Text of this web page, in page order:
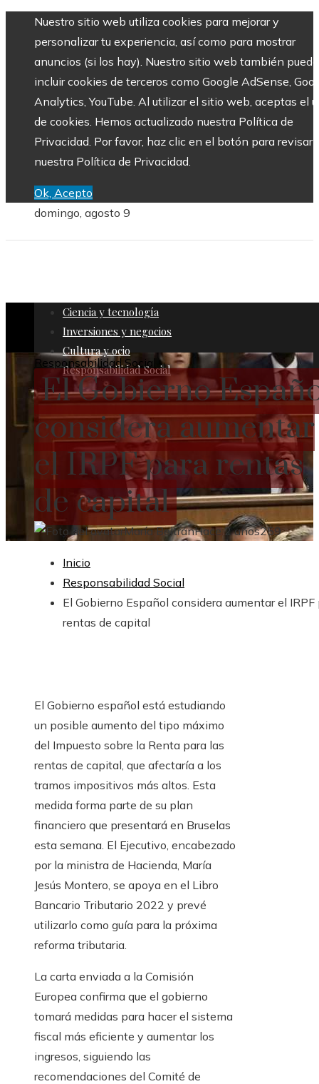
Nuestro sitio web utiliza cookies para mejorar y
personalizar tu experiencia, así como para mostrar
anuncios (si los hay). Nuestro sitio web también puede
incluir cookies de terceros como Google AdSense,
Analytics, YouTube. Al utilizar el sitio web, aceptas el
de cookies. Hemos actualizado nuestra Política de
Privacidad. Por favor, haz clic en el botón para revisar
nuestra Política de Privacidad.
Ok, Acepto
domingo, agosto 9
Ciencia y tecnología
Inversiones y negocios
Cultura y ocio
Responsabilidad Social
Responsabilidad Social
El Gobierno
considera aumentar
el IRPF para rentas
de capital
María BeltránHace 2 años259
Inicio
Responsabilidad Social
El Gobierno Español considera aumentar el IRPF
rentas de capital
El Gobierno español está estudiando
un posible aumento del tipo máximo
del Impuesto sobre la Renta para las
rentas de capital, que afectaría a los
tramos impositivos más altos. Esta
medida forma parte de su plan
financiero que presentará en Bruselas
esta semana. El Ejecutivo, encabezado
por la ministra de Hacienda, María
Jesús Montero, se apoya en el Libro
Bancario Tributario 2022 y prevé
utilizarlo como guía para la próxima
reforma tributaria.
La carta enviada a la Comisión
Europea confirma que el gobierno
tomará medidas para hacer el sistema
fiscal más eficiente y aumentar los
ingresos, siguiendo las
recomendaciones del Comité de